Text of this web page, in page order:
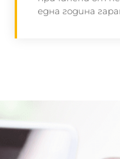
една година